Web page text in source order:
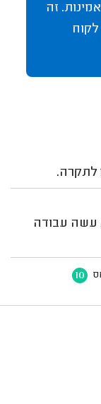
זה
לתקרה.
עשה עבודה
10